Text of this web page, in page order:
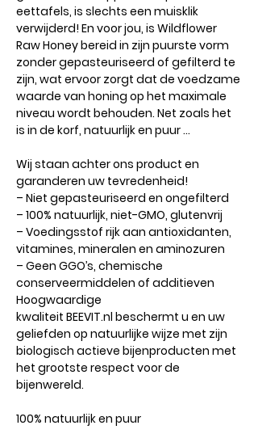
eettafels, is slechts een muisklik
verwijderd! En voor jou, is Wildflower
Raw Honey bereid in zijn puurste vorm
zonder gepasteuriseerd of gefilterd te
zijn, wat ervoor zorgt dat de voedzame
waarde van honing op het maximale
niveau wordt behouden. Net zoals het
is in de korf, natuurlijk en puur …
Wij staan ​​achter ons product en
garanderen uw tevredenheid!
– Niet gepasteuriseerd en ongefilterd
– 100% natuurlijk, niet-GMO, glutenvrij
– Voedingsstof rijk aan antioxidanten,
vitamines, mineralen en aminozuren
– Geen GGO’s, chemische
conserveermiddelen of additieven
Hoogwaardige
kwaliteit BEEVIT.nl beschermt u en uw
geliefden op natuurlijke wijze met zijn
biologisch actieve bijenproducten met
het grootste respect voor de
bijenwereld.
100% natuurlijk en puur